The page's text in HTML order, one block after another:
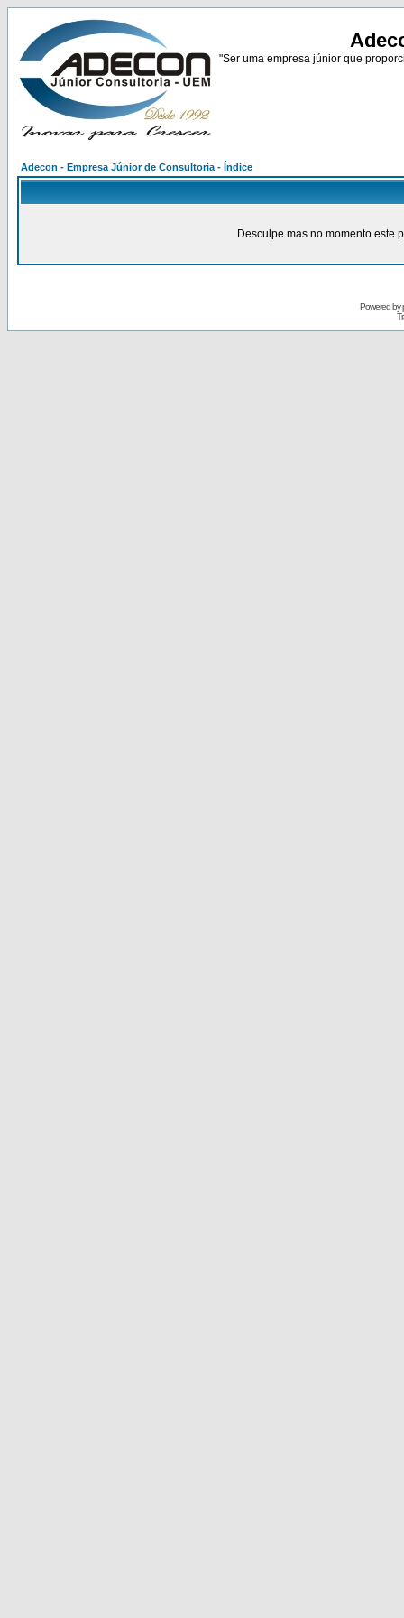
"Ser uma empresa júnior que
Adecon - Empresa Júnior de Consultoria - Índice
Desculpe mas no momento este
Powered by